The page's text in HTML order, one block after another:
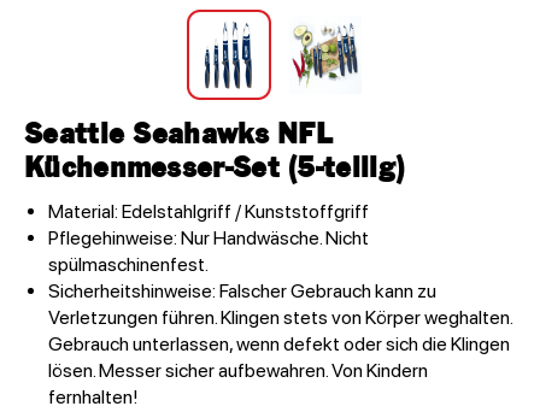
Seattle Seahawks NFL
Küchenmesser-Set (5-teilig)
Material: Edelstahlgriff / Kunststoffgriff
Pflegehinweise: Nur Handwäsche. Nicht
spülmaschinenfest.
Sicherheitshinweise: Falscher Gebrauch kann zu
Verletzungen führen. Klingen stets von Körper weghalten.
Gebrauch unterlassen, wenn defekt oder sich die Klingen
lösen. Messer sicher aufbewahren. Von Kindern
fernhalten!